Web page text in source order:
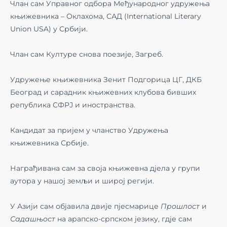
Члан сам Управног одбора Међународног удружења
књижевника – Оклахома, САД (International Literary
Union USA) у Србији.
Члан сам Културе снова поезије, Загреб.
Удружење књижевника Зенит Подгорица ЦГ, ДКБ
Београд и сарадник књижевних клубова бивших
република СФРЈ и иностранства.
Кандидат за пријем у чланство Удружења
књижевника Србије.
Награђивана сам за своја књижевна дјела у групи
аутора у нашој земљи и широј регији.
У Азији сам објавила двије пјесмарице Прошлост и
Садашњост на арапско-српском језику, гдје сам